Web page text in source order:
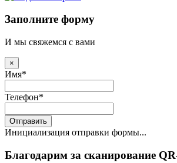
Заполните форму
И мы свяжемся с вами
×
Имя*
Телефон*
Отправить
Инициализация отправки формы...
Благодарим за сканирование